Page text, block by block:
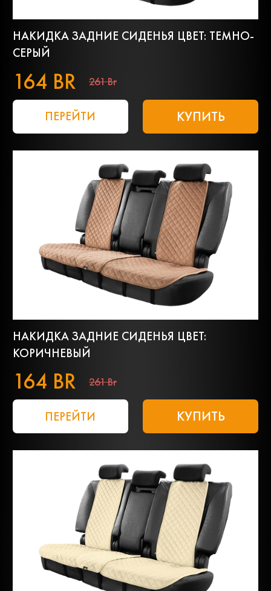
НАКИДКА ЗАДНИЕ СИДЕНЬЯ ЦВЕТ: ТЕМНО-
СЕРЫЙ
164 BR 261 Br
ПЕРЕЙТИ КУПИТЬ
НАКИДКА ЗАДНИЕ СИДЕНЬЯ ЦВЕТ:
КОРИЧНЕВЫЙ
164 BR 261 Br
ПЕРЕЙТИ КУПИТЬ